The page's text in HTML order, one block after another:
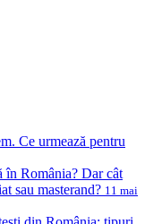
Ce urmează pentru
în România? Dar cât
sau masterand? 11 mai